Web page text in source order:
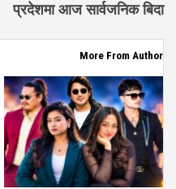
प्रदेशमा आज सार्वजनिक बिदा
More From Author